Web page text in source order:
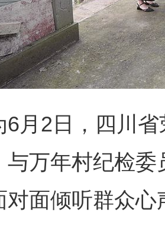
2日，四川省
与万年村纪检
对面倾听群众